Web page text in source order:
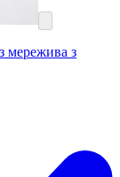
мережива з